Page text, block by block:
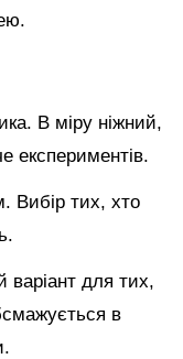
В міру ніжний,
експериментів.
Вибір тих, хто
варіант для тих,
в